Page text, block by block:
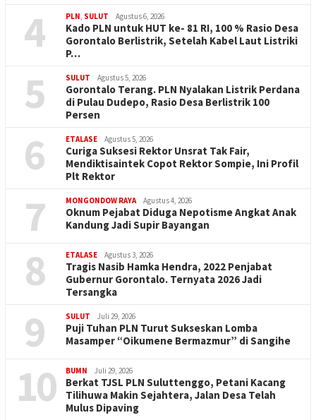
4 PLN, SULUT Agustus 6, 2026
Kado PLN untuk HUT ke- 81 RI, 100 % Rasio Desa
Gorontalo Berlistrik, Setelah Kabel Laut Listriki
P…
5 SULUT Agustus 5, 2026
Gorontalo Terang. PLN Nyalakan Listrik Perdana
di Pulau Dudepo, Rasio Desa Berlistrik 100
Persen
6 ETALASE Agustus 5, 2026
Curiga Suksesi Rektor Unsrat Tak Fair,
Mendiktisaintek Copot Rektor Sompie, Ini Profil
Plt Rektor
7 MONGONDOW RAYA Agustus 4, 2026
Oknum Pejabat Diduga Nepotisme Angkat Anak
Kandung Jadi Supir Bayangan
8 ETALASE Agustus 3, 2026
Tragis Nasib Hamka Hendra, 2022 Penjabat
Gubernur Gorontalo. Ternyata 2026 Jadi
Tersangka
9 SULUT Juli 29, 2026
Puji Tuhan PLN Turut Sukseskan Lomba
Masamper “Oikumene Bermazmur” di Sangihe
10 BUMN Juli 29, 2026
Berkat TJSL PLN Suluttenggo, Petani Kacang
Tilihuwa Makin Sejahtera, Jalan Desa Telah
Mulus Dipaving